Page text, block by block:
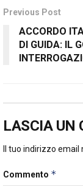
Previous Post
ACCORDO
DI GUIDA: IL
LASCIA UN
Il tuo indirizzo
Commento *